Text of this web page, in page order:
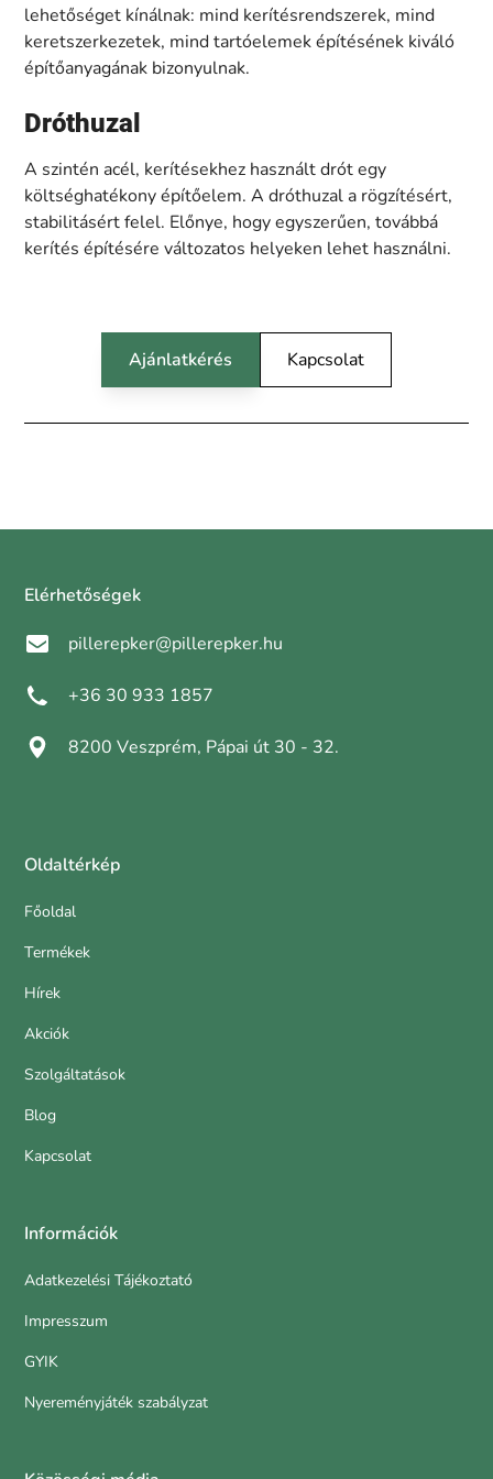
lehetőséget kínálnak: mind kerítésrendszerek, mind
keretszerkezetek, mind tartóelemek építésének kiváló
építőanyagának bizonyulnak.
Dróthuzal
A szintén acél, kerítésekhez használt drót egy
költséghatékony építőelem. A dróthuzal a rögzítésért,
stabilitásért felel. Előnye, hogy egyszerűen, továbbá
kerítés építésére változatos helyeken lehet használni.
Ajánlatkérés Kapcsolat
Elérhetőségek
pillerepker@pillerepker.hu
+36 30 933 1857
8200 Veszprém, Pápai út 30 - 32.
Oldaltérkép
Főoldal
Termékek
Hírek
Akciók
Szolgáltatások
Blog
Kapcsolat
Információk
Adatkezelési Tájékoztató
Impresszum
GYIK
Nyereményjáték szabályzat